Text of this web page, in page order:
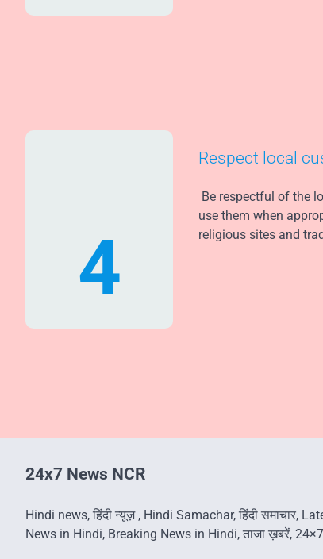
4
Respect local
Be respectful of the
use them when
religious sites and
24x7 News NCR
Hindi news, हिंदी न्यूज़ , Hindi Samachar, हिंदी समाचार,
News in Hindi, Breaking News in Hindi, ताजा ख़बरें,